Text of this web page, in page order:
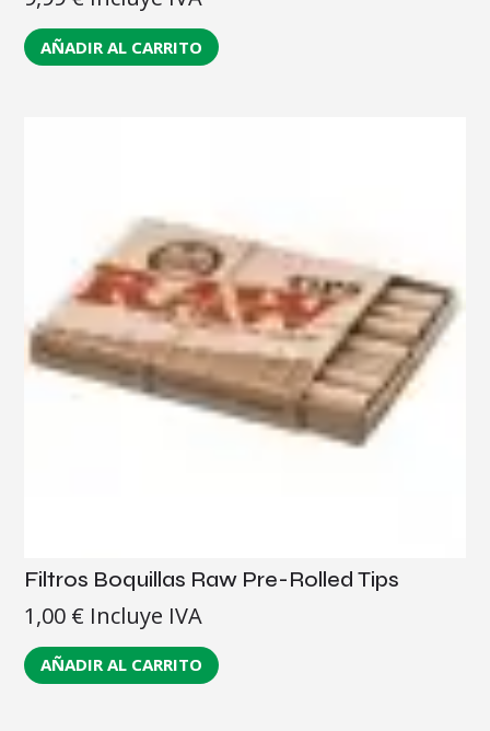
AÑADIR AL CARRITO
Filtros Boquillas Raw Pre-Rolled Tips
1,00 € Incluye IVA
AÑADIR AL CARRITO